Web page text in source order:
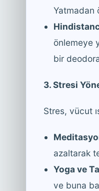
Yatmadan
önlemeye
bir
3. Stresi
Stres, vücut
azaltarak
Yoga ve
ve buna